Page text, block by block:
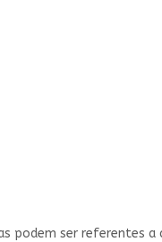
podem ser referentes a